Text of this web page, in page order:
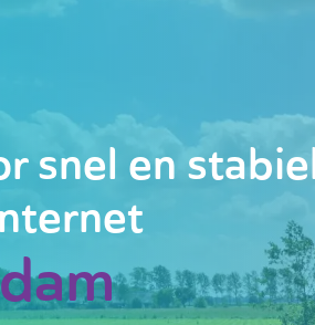
snel en